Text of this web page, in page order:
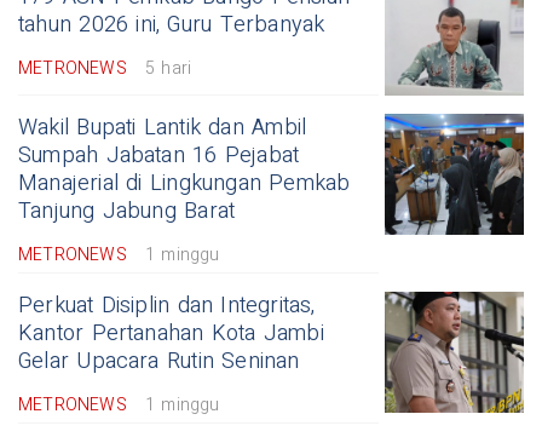
tahun 2026 ini, Guru Terbanyak
METRONEWS 5 hari
Wakil Bupati Lantik dan Ambil
Sumpah Jabatan 16 Pejabat
Manajerial di Lingkungan Pemkab
Tanjung Jabung Barat
METRONEWS 1 minggu
Perkuat Disiplin dan Integritas,
Kantor Pertanahan Kota Jambi
Gelar Upacara Rutin Seninan
METRONEWS 1 minggu